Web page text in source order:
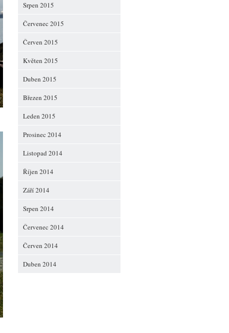
Srpen 2015
Červenec 2015
Červen 2015
Květen 2015
Duben 2015
Březen 2015
Leden 2015
Prosinec 2014
Listopad 2014
Říjen 2014
Září 2014
Srpen 2014
Červenec 2014
Červen 2014
Duben 2014